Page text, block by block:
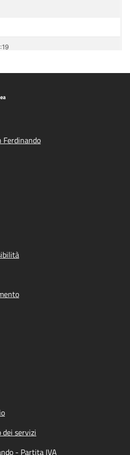
Ferdinando
servizi
- Partita IVA